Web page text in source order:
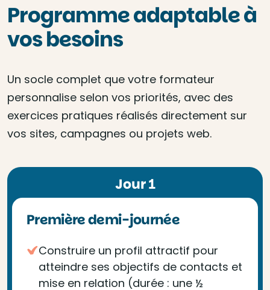
Programme adaptable à
vos besoins
Un socle complet que votre formateur
personnalise selon vos priorités, avec des
exercices pratiques réalisés directement sur
vos sites, campagnes ou projets web.
Jour 1
Première demi-journée
Construire un profil attractif pour
atteindre ses objectifs de contacts et
mise en relation (durée : une ½